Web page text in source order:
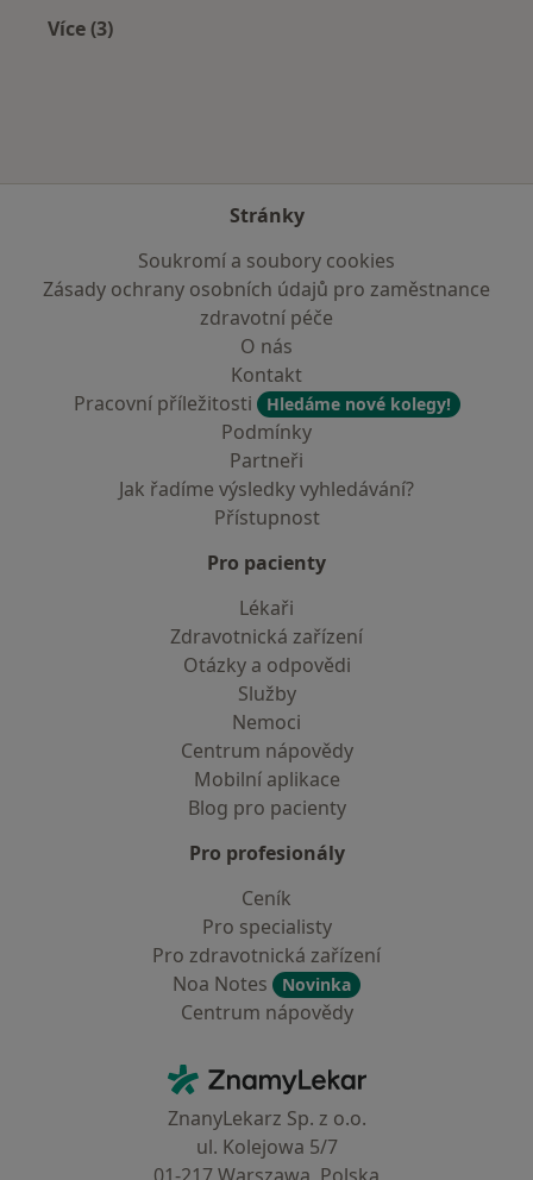
Více (3)
Stránky
Soukromí a soubory cookies
Zásady ochrany osobních údajů pro zaměstnance
zdravotní péče
O nás
Kontakt
Pracovní příležitosti
Hledáme nové kolegy!
Podmínky
Partneři
Jak řadíme výsledky vyhledávání?
Přístupnost
Pro pacienty
Lékaři
Zdravotnická zařízení
Otázky a odpovědi
Služby
Nemoci
Centrum nápovědy
Mobilní aplikace
Blog pro pacienty
Pro profesionály
Ceník
Pro specialisty
Pro zdravotnická zařízení
Noa Notes
Novinka
Centrum nápovědy
ZnamyLekar - Hlavní stránka
ZnanyLekarz Sp. z o.o.
ul. Kolejowa 5/7